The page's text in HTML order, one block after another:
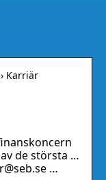
Karriär
de största …
…